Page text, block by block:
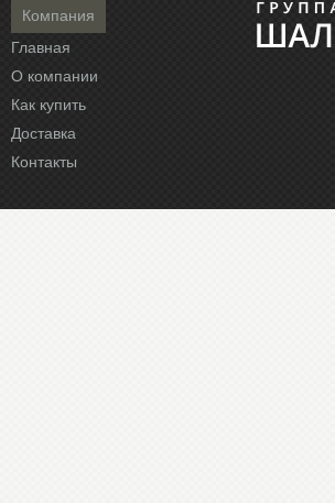
Компания
Главная
О компании
Как купить
Доставка
Контакты